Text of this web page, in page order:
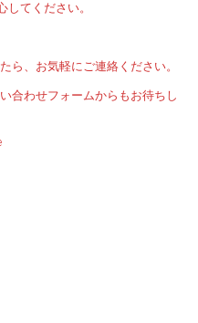
てください。
ら、お気軽にご連絡ください。
合わせフォームからもお待ちし